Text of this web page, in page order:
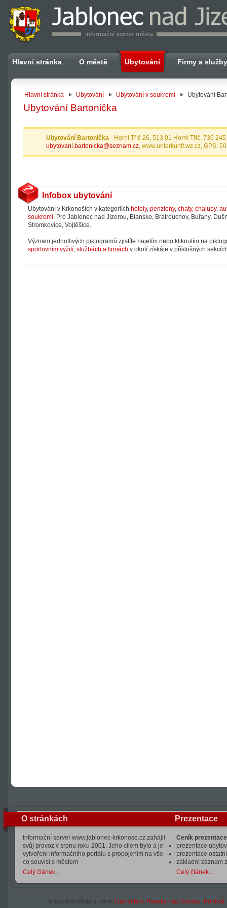
Hlavní stránka O městě Ubytování Firmy a služby
Hlavní stránka Ubytování Ubytování v soukromí Ubytování
Ubytování Bartonička
Ubytování Bartonička - Horní Tříč 26, 513 01 Horní Tříč, 736
ubytovani.bartonicka@seznam.cz, www.unterkunft.wz.cz, GPS:
Infobox ubytování
Ubytování v Krkonoších v kategoriích hotely, penziony, chaty, chalupy,
soukromí. Pro Jablonec nad Jizerou, Blansko, Bratrouchov, Buřany,
Stromkovice, Vojtěšice.
Význam jednotlivých piktogramů zjistíte najetím nebo kliknutím na
sportovním vyžití, službách a firmách v okolí získáte v příslušných
O stránkách
Informační server www.jablonec-krkonose.cz zahájil
svůj provoz v srpnu roku 2001. Jeho cílem bylo a je
vytvoření informačního portálu s propojením na vše
co souvisí s městem
Celý článek...
Prezentace
Ceník
prezentace
prezentace
základní záznam
Celý článek...
Sousední města a obce: Harrachov, Paseky nad Jizerou, Poniklá,